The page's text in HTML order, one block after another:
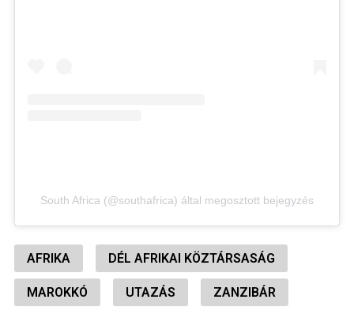
South Africa (@southafrica) által megosztott bejegyzés
AFRIKA DÉL AFRIKAI KÖZTÁRSASÁG
MAROKKÓ UTAZÁS ZANZIBÁR